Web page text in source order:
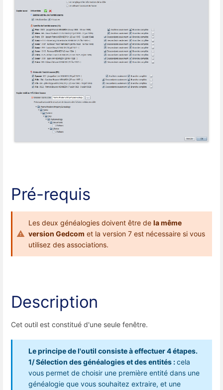
Pré-requis
Les deux généalogies doivent être de la même
version Gedcom et la version 7 est nécessaire si vous
utilisez des associations.
Description
Cet outil est constitué d'une seule fenêtre.
Le principe de l'outil consiste à effectuer 4 étapes.
1/ Sélection des généalogies et des entités :cela
vous permet de choisir une première entité dans une
généalogie que vous souhaitez extraire, et une